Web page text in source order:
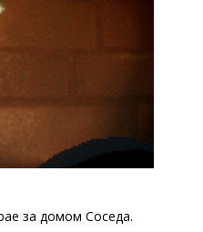
за домом Соседа.